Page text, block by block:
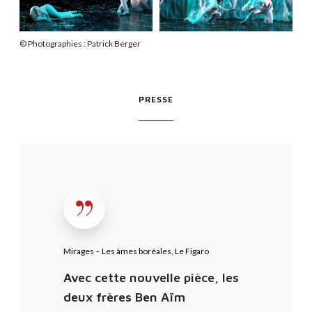
© Photographies : Patrick Berger
PRESSE
Mirages – Les âmes boréales, Le Figaro
Avec cette nouvelle pièce, les
deux frères Ben Aïm